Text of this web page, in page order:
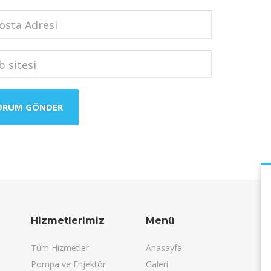
*
*
Hizmetlerimiz
Tüm Hizmetler
Pompa ve Enjektör
Menü
Anasayfa
Galeri